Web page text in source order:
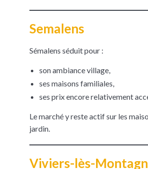
Semalens
Sémalens séduit pour :
son ambiance village,
ses maisons familiales,
ses prix encore relativement
Le marché y reste actif sur les
jardin.
Viviers-lès-